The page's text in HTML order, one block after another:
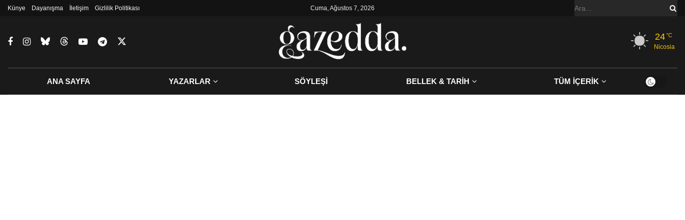
Künye Dayanışma İletişim Gizlilik Politikası Cuma, Ağustos 7, 2026
24°C
Nicosia
ANA SAYFA YAZARLAR SÖYLEŞİ BELLEK & TARİH TÜM İÇERİK